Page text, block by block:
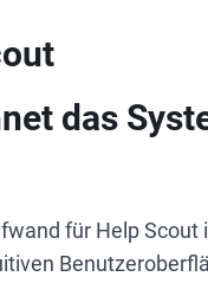
das
für Help Scout